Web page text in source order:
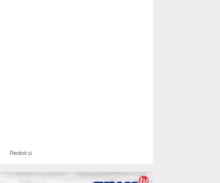
Redaksi